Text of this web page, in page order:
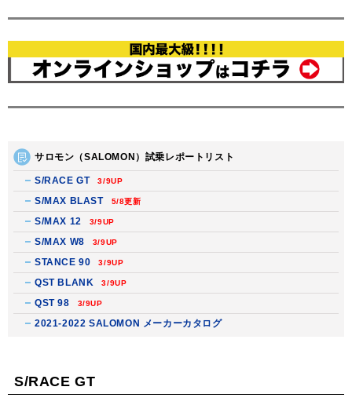
サロモン（SALOMON）試乗レポートリスト
S/RACE GT 3/9UP
S/MAX BLAST 5/8更新
S/MAX 12 3/9UP
S/MAX W8 3/9UP
STANCE 90 3/9UP
QST BLANK 3/9UP
QST 98 3/9UP
2021-2022 SALOMON メーカーカタログ
S/RACE GT